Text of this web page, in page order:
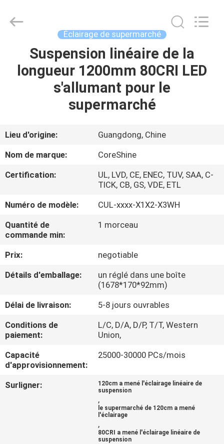
MAISON
PRODUITS
SUJET
DE
NOUS
VISITE
D'USINE
CONTRÔLE
QUALITÉ
NOUS
DEMANDEZ
UNE
Optoelectronics
Co.,Ltd.
Éclairage de supermarché
Suspension linéaire de la
longueur 1200mm 80CRI LED
s'allumant pour le
supermarché
Lieu d'origine:
Guangdong, Chine
Nom de marque:
CoreShine
Certification:
UL, LVD, CE, ENEC, TUV, SAA, C-
TICK, CB, GS, VDE, ETL
Numéro de modèle:
CUL-xxxx-X1X2-X3WH
Quantité de
commande min:
1 morceau
Prix:
negotiable
Détails d'emballage:
un réglé dans une boîte
(1678*170*92mm)
Délai de livraison:
5-8 jours ouvrables
Conditions de
paiement:
L/C, D/A, D/P, T/T, Western
Union,
Capacité
d'approvisionnement:
25000-30000 PCs/mois
Surligner:
120cm a mené l'éclairage linéaire de
suspension
,
le supermarché de 120cm a mené
l'éclairage
,
80CRI a mené l'éclairage linéaire de
suspension